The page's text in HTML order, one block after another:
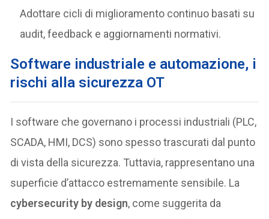
Adottare cicli di miglioramento continuo basati su
audit, feedback e aggiornamenti normativi.
Software industriale e automazione, i
rischi alla sicurezza OT
I software che governano i processi industriali (PLC,
SCADA, HMI, DCS) sono spesso trascurati dal punto
di vista della sicurezza. Tuttavia, rappresentano una
superficie d’attacco estremamente sensibile. La
cybersecurity by design, come suggerita da